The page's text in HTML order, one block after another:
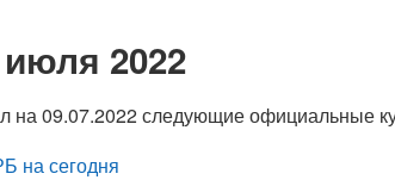
2022
на 09.07.2022 следующие официальные
на сегодня